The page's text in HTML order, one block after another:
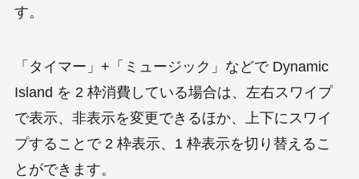
す。
「タイマー」+「ミュージック」などで Dynamic
Island を 2 枠消費している場合は、左右スワイプ
で表示、非表示を変更できるほか、上下にスワイ
プすることで 2 枠表示、1 枠表示を切り替えるこ
とができます。